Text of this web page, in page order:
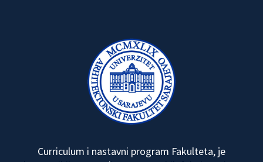
Curriculum i nastavni program Fakulteta, je